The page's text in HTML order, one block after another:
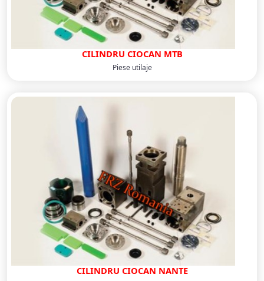
CILINDRU CIOCAN MTB
Piese utilaje
CILINDRU CIOCAN NANTE